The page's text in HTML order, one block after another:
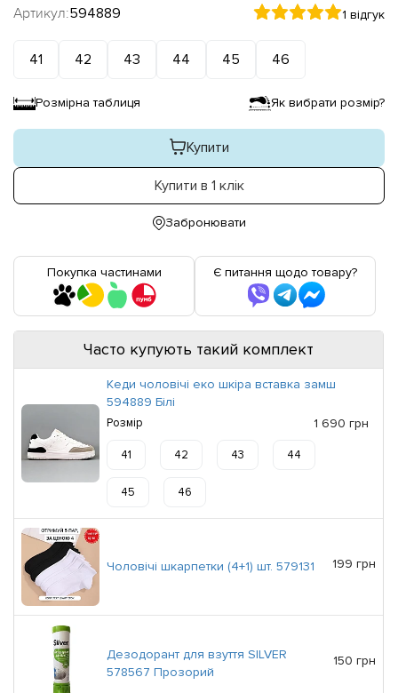
Артикул:594889 1 відгук
41 42 43 44 45 46
Розмірна таблиця Як вибрати розмір?
Купити
Купити в 1 клік
Забронювати
Покупка частинами Є питання щодо товару?
Часто купують такий комплект
Кеди чоловічі еко шкіра вставка замш
594889 Білі
Розмір 1 690 грн
41 42 43 44
45 46
Чоловічі шкарпетки (4+1) шт. 579131 199 грн
Дезодорант для взуття SILVER
578567 Прозорий
150 грн